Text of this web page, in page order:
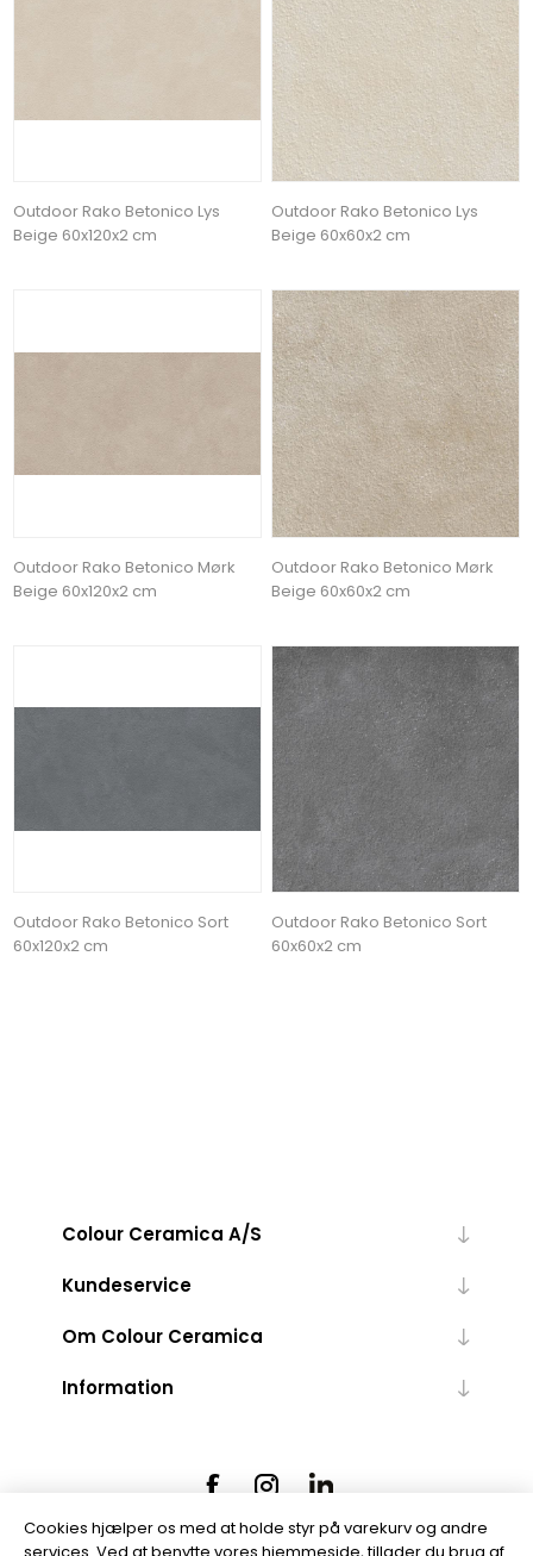
Outdoor Rako Betonico Lys
Beige 60x120x2 cm
Outdoor Rako Betonico Lys
Beige 60x60x2 cm
Outdoor Rako Betonico Mørk
Beige 60x120x2 cm
Outdoor Rako Betonico Mørk
Beige 60x60x2 cm
Outdoor Rako Betonico Sort
60x120x2 cm
Outdoor Rako Betonico Sort
60x60x2 cm
Colour Ceramica A/S
Kundeservice
Om Colour Ceramica
Information
Cookies hjælper os med at holde styr på varekurv og andre